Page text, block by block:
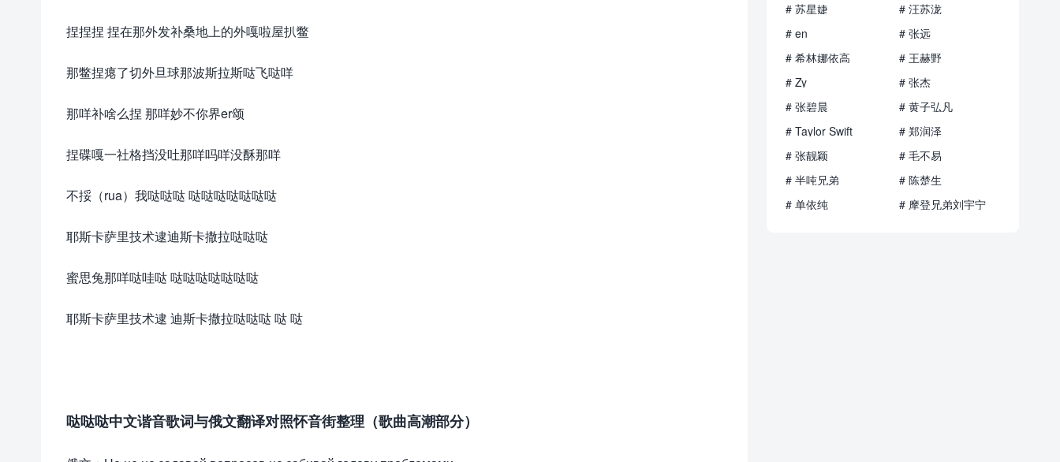
捏捏捏 捏在那外发补桑地上的外嘎啦屋扒鳖
那鳖捏瘪了切外旦球那波斯拉斯哒飞哒咩
那咩补啥么捏 那咩妙不你界er颂
捏碟嘎一社格挡没吐那咩吗咩没酥那咩
不挼（rua）我哒哒哒 哒哒哒哒哒哒哒
耶斯卡萨里技术逮迪斯卡撒拉哒哒哒
蜜思兔那咩哒哇哒 哒哒哒哒哒哒哒
耶斯卡萨里技术逮 迪斯卡撒拉哒哒哒 哒 哒
哒哒哒中文谐音歌词与俄文翻译对照怀音街整理（歌曲高潮部分）
# 苏星婕
# 汪苏泷
# en
# 张远
# 希林娜依高
# 王赫野
# Zy
# 张杰
# 张碧晨
# 黄子弘凡
# Taylor Swift
# 郑润泽
# 张靓颖
# 毛不易
# 半吨兄弟
# 陈楚生
# 单依纯
# 摩登兄弟刘宇宁